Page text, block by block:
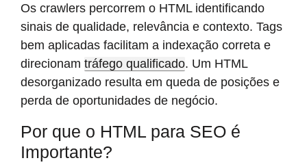
Os crawlers percorrem o HTML identificando
sinais de qualidade, relevância e contexto. Tags
bem aplicadas facilitam a indexação correta e
direcionam tráfego qualificado. Um HTML
desorganizado resulta em queda de posições e
perda de oportunidades de negócio.
Por que o HTML para SEO é
Importante?